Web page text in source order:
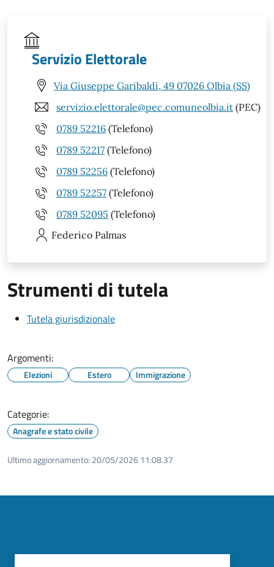
Servizio Elettorale
Via Giuseppe Garibaldi, 49 07026 Olbia (SS)
servizio.elettorale@pec.comuneolbia.it (PEC)
0789 52216 (Telefono)
0789 52217 (Telefono)
0789 52256 (Telefono)
0789 52257 (Telefono)
0789 52095 (Telefono)
Federico Palmas
Strumenti di tutela
Tutela giurisdizionale
Argomenti:
Elezioni Estero Immigrazione
Categorie:
Anagrafe e stato civile
Ultimo aggiornamento: 20/05/2026 11:08.37